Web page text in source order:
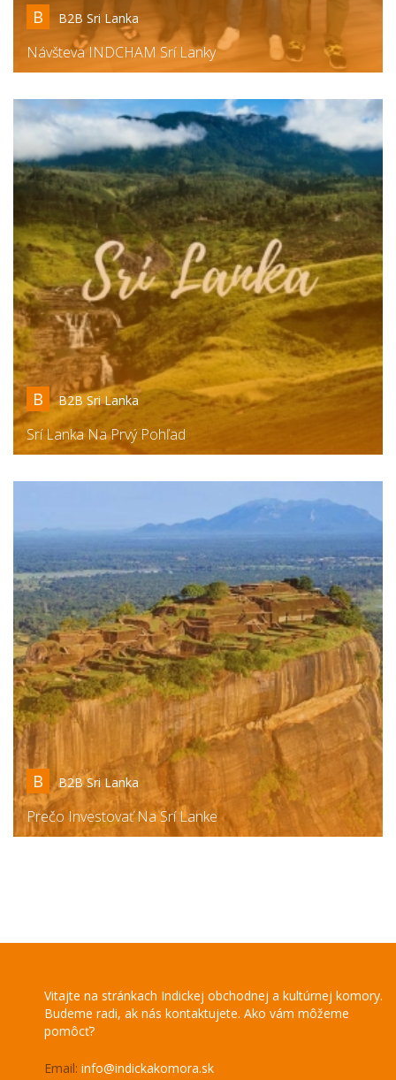
B B2B Sri Lanka
Návšteva INDCHAM Srí Lanky
B B2B Sri Lanka
Srí Lanka Na Prvý Pohľad
B B2B Sri Lanka
Prečo Investovať Na Srí Lanke
Vitajte na stránkach Indickej obchodnej a kultúrnej komory.
Budeme radi, ak nás kontaktujete. Ako vám môžeme
pomôcť?
Email: info@indickakomora.sk